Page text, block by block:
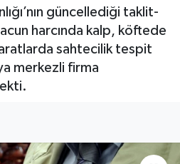
güncellediği taklit-
harcında kalp, köftede
sahtecilik tespit
merkezli firma